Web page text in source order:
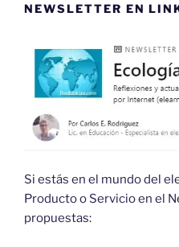
NEWSLETTER EN
Si estás en el mundo del
Producto o Servicio en el
propuestas: